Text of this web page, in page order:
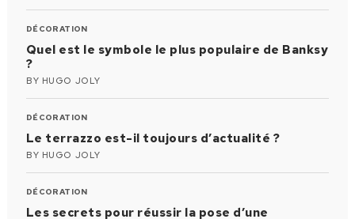
DÉCORATION
Quel est le symbole le plus populaire de Banksy
?
BY HUGO JOLY
DÉCORATION
Le terrazzo est-il toujours d’actualité ?
BY HUGO JOLY
DÉCORATION
Les secrets pour réussir la pose d’une